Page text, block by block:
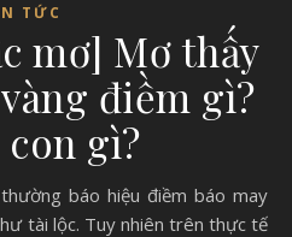
TỨC
mơ] Mơ thấy
điềm gì?
gì?
tài lộc. Tuy nhiên trên thực tế